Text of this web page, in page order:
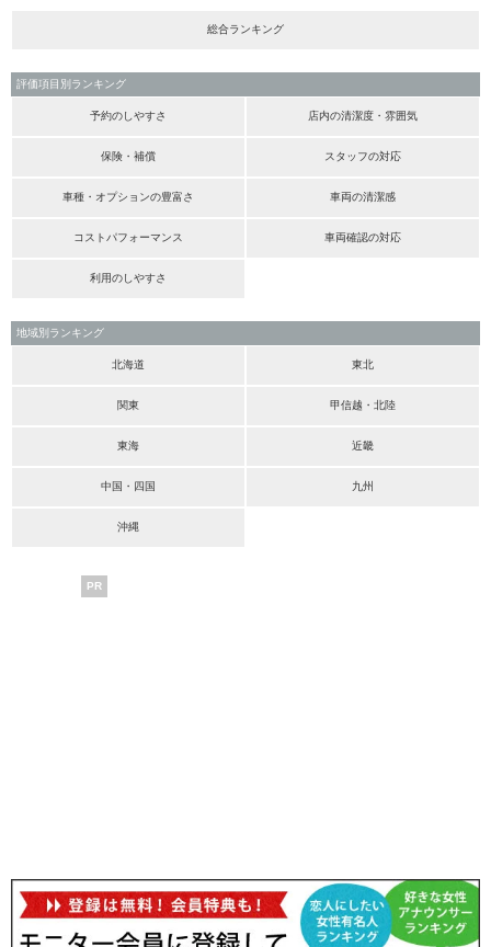
総合ランキング
評価項目別ランキング
予約のしやすさ 店内の清潔度・雰囲気
保険・補償 スタッフの対応
車種・オプションの豊富さ 車両の清潔感
コストパフォーマンス 車両確認の対応
利用のしやすさ
地域別ランキング
北海道 東北
関東 甲信越・北陸
東海 近畿
中国・四国 九州
沖縄
PR